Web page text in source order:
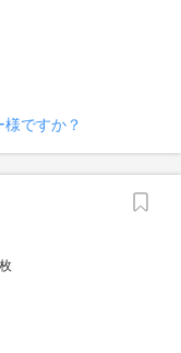
ですか？